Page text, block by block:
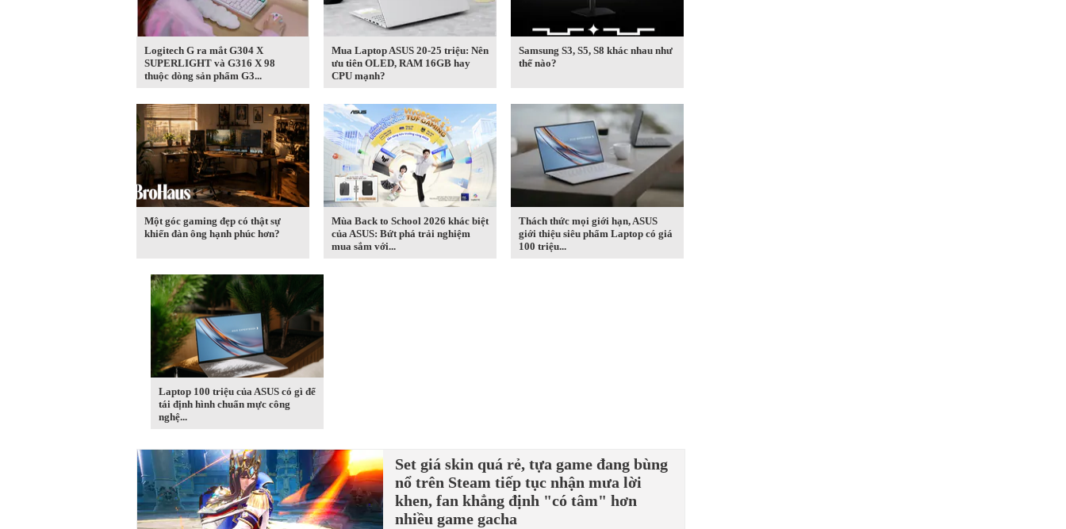
Logitech G ra mắt G304 X
SUPERLIGHT và G316 X 98
thuộc dòng sản phẩm G3...
Mua Laptop ASUS 20-25 triệu: Nên
ưu tiên OLED, RAM 16GB hay
CPU mạnh?
Samsung S3, S5, S8 khác nhau như
thế nào?
Một góc gaming đẹp có thật sự
khiến đàn ông hạnh phúc hơn?
Mùa Back to School 2026 khác biệt
của ASUS: Bứt phá trải nghiệm
mua sắm với...
Thách thức mọi giới hạn, ASUS
giới thiệu siêu phẩm Laptop có giá
100 triệu...
Laptop 100 triệu của ASUS có gì để
tái định hình chuẩn mực công
nghệ...
Set giá skin quá rẻ, tựa game đang bùng
nổ trên Steam tiếp tục nhận mưa lời
khen, fan khẳng định "có tâm" hơn
nhiều game gacha